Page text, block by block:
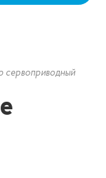
сервоприводный